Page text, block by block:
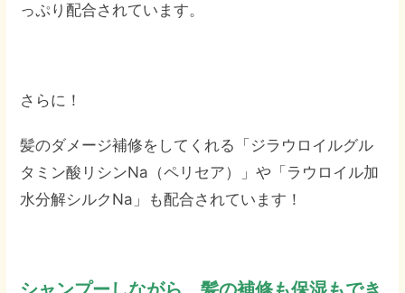
っぷり配合されています。
さらに！
髪のダメージ補修をしてくれる「ジラウロイルグル
タミン酸リシンNa（ペリセア）」や「ラウロイル加
水分解シルクNa」も配合されています！